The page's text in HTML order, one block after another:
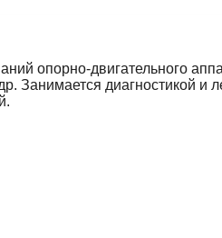
опорно-двигательного
Занимается диагностикой и